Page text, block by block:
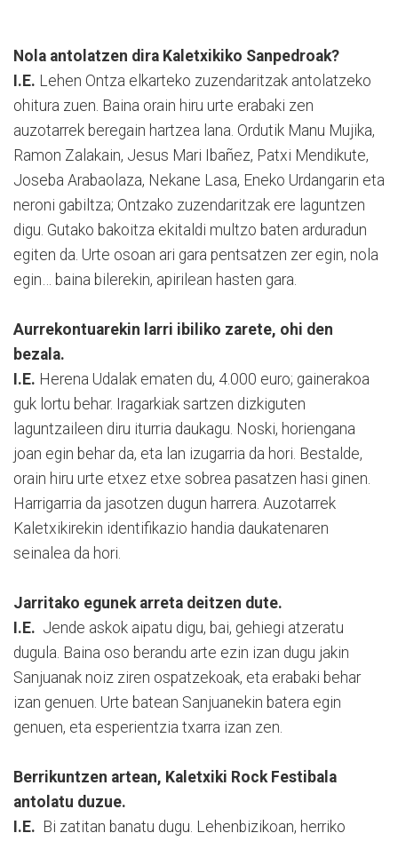
Nola antolatzen dira Kaletxikiko Sanpedroak?
I.E. Lehen Ontza elkarteko zuzendaritzak antolatzeko
ohitura zuen. Baina orain hiru urte erabaki zen
auzotarrek beregain hartzea lana. Ordutik Manu Mujika,
Ramon Zalakain, Jesus Mari Ibañez, Patxi Mendikute,
Joseba Arabaolaza, Nekane Lasa, Eneko Urdangarin eta
neroni gabiltza; Ontzako zuzendaritzak ere laguntzen
digu. Gutako bakoitza ekitaldi multzo baten arduradun
egiten da. Urte osoan ari gara pentsatzen zer egin, nola
egin… baina bilerekin, apirilean hasten gara.
Aurrekontuarekin larri ibiliko zarete, ohi den
bezala.
I.E. Herena Udalak ematen du, 4.000 euro; gainerakoa
guk lortu behar. Iragarkiak sartzen dizkiguten
laguntzaileen diru iturria daukagu. Noski, horiengana
joan egin behar da, eta lan izugarria da hori. Bestalde,
orain hiru urte etxez etxe sobrea pasatzen hasi ginen.
Harrigarria da jasotzen dugun harrera. Auzotarrek
Kaletxikirekin identifikazio handia daukatenaren
seinalea da hori.
Jarritako egunek arreta deitzen dute.
I.E. Jende askok aipatu digu, bai, gehiegi atzeratu
dugula. Baina oso berandu arte ezin izan dugu jakin
Sanjuanak noiz ziren ospatzekoak, eta erabaki behar
izan genuen. Urte batean Sanjuanekin batera egin
genuen, eta esperientzia txarra izan zen.
Berrikuntzen artean, Kaletxiki Rock Festibala
antolatu duzue.
I.E. Bi zatitan banatu dugu. Lehenbizikoan, herriko